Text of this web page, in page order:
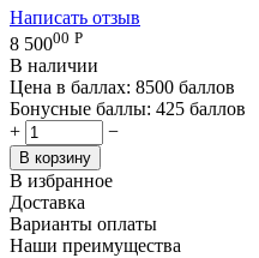
Написать отзыв
8 50000 Р
В наличии
Цена в баллах: 8500 баллов
Бонусные баллы: 425 баллов
+
−
В корзину
В избранное
Доставка
Варианты оплаты
Наши преимущества